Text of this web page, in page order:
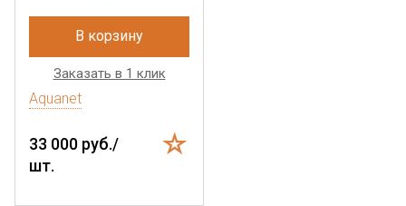
В корзину
Заказать в 1 клик
Aquanet
33 000 руб./
шт.